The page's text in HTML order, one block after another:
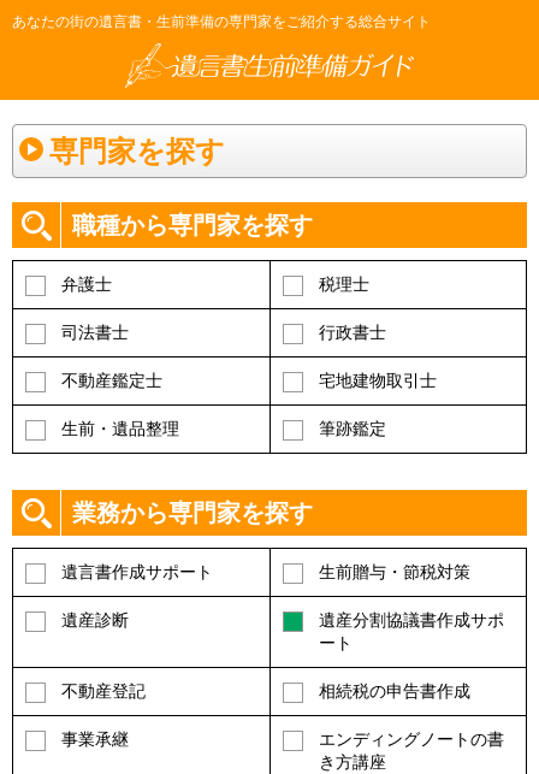
あなたの街の遺言書・生前準備の専門家をご紹介する総合サイト
専門家を探す
職種から専門家を探す
弁護士 税理士
司法書士 行政書士
不動産鑑定士 宅地建物取引士
生前・遺品整理 筆跡鑑定
業務から専門家を探す
遺言書作成サポート 生前贈与・節税対策
遺産診断
遺産分割協議書作成サポ
ート
不動産登記 相続税の申告書作成
事業承継
エンディングノートの書
き方講座